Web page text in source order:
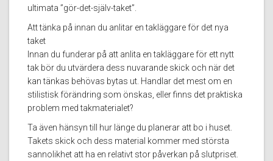
ultimata ”gör-det-själv-taket”.
Att tänka på innan du anlitar en takläggare för det nya
taket
Innan du funderar på att anlita en takläggare för ett nytt
tak bör du utvärdera dess nuvarande skick och när det
kan tänkas behövas bytas ut. Handlar det mest om en
stilistisk förändring som önskas, eller finns det praktiska
problem med takmaterialet?
Ta även hänsyn till hur länge du planerar att bo i huset.
Takets skick och dess material kommer med största
sannolikhet att ha en relativt stor påverkan på slutpriset.